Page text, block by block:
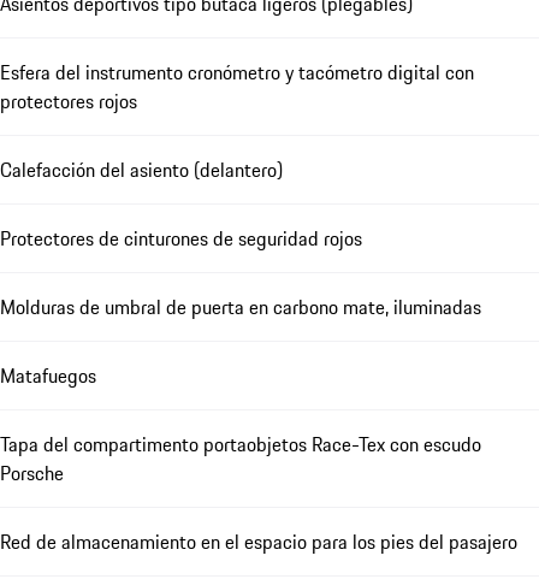
Esfera del instrumento cronómetro y tacómetro digital con
protectores rojos
Calefacción del asiento (delantero)
Protectores de cinturones de seguridad rojos
Molduras de umbral de puerta en carbono mate, iluminadas
Matafuegos
Tapa del compartimento portaobjetos Race-Tex con escudo
Porsche
Red de almacenamiento en el espacio para los pies del pasajero